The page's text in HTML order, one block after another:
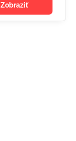
Zobraziť